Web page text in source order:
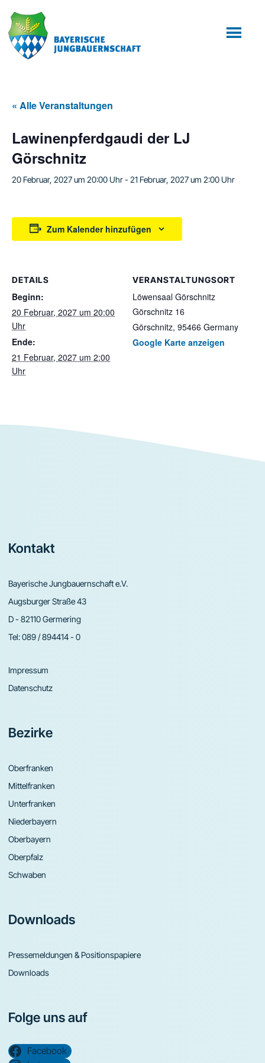
Inhalt
springen
Fußzeile
springen
« Alle Veranstaltungen
Lawinenpferdgaudi der LJ
Görschnitz
20 Februar, 2027 um 20:00 Uhr-21 Februar, 2027 um 2:00 Uhr
Zum Kalender hinzufügen
DETAILS
Beginn:
20 Februar, 2027 um 20:00
Uhr
Ende:
21 Februar, 2027 um 2:00
Uhr
VERANSTALTUNGSORT
Löwensaal Görschnitz
Görschnitz 16
Görschnitz, 95466 Germany
Google Karte anzeigen
Footer
Kontakt
Bayerische Jungbauernschaft e.V.
Augsburger Straße 43
D - 82110 Germering
Tel:089 / 894414 - 0
Impressum
Datenschutz
Bezirke
Oberfranken
Mittelfranken
Unterfranken
Niederbayern
Oberbayern
Oberpfalz
Schwaben
Downloads
Pressemeldungen & Positionspapiere
Downloads
Folge uns auf
Facebook